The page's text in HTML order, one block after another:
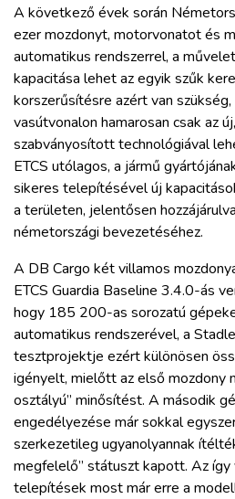
BELÉPÉS
REGISZTRÁCIÓ
A következő évek során
ezer mozdonyt, motorvonatot és
automatikus rendszerrel, a
kapacitása lehet az egyik szűk
korszerűsítésre azért van
vasútvonalon hamarosan csak az
szabványosított technológiával
ETCS utólagos, a jármű
sikeres telepítésével új
a területen, jelentősen
németországi bevezetéséhez.
A DB Cargo két villamos
ETCS Guardia Baseline 3.4.0-ás
hogy 185 200-as sorozatú
automatikus rendszerével, a
tesztprojektje ezért különösen
igényelt, mielőtt az első mozdony
osztályú” minősítést. A második
engedélyezése már sokkal
szerkezetileg ugyanolyannak
megfelelő” státuszt kapott. Az
telepítések most már erre a